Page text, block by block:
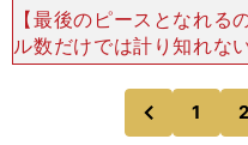
【最後のピースとなれ
ル数だけでは計り知れな
れる。もしこのままメッ
を上げて研ぎ澄まされた
ジェル
前
1 2
の